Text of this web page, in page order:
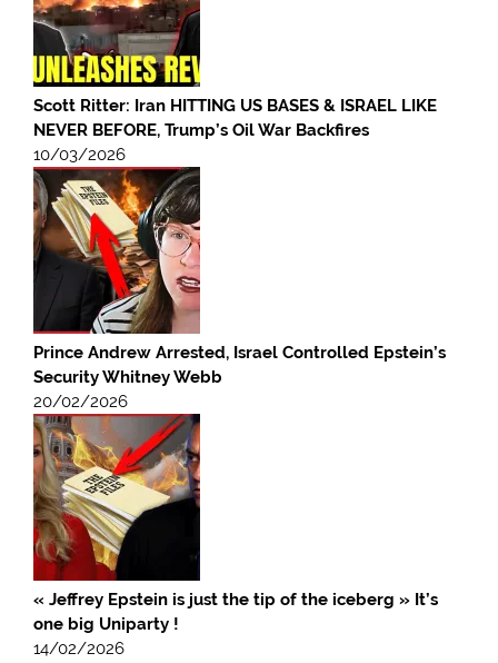
Scott Ritter: Iran HITTING US BASES & ISRAEL LIKE
NEVER BEFORE, Trump’s Oil War Backfires
10/03/2026
Prince Andrew Arrested, Israel Controlled Epstein’s
Security Whitney Webb
20/02/2026
« Jeffrey Epstein is just the tip of the iceberg » It’s
one big Uniparty !
14/02/2026